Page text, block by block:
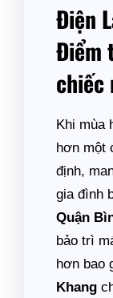
Điện
Điểm
chiếc
Khi mùa
hơn một
định,
gia đình
Quận
bảo trì
hơn bao
Khang